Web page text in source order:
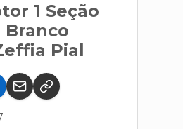
1 Seção
Branco
Pial